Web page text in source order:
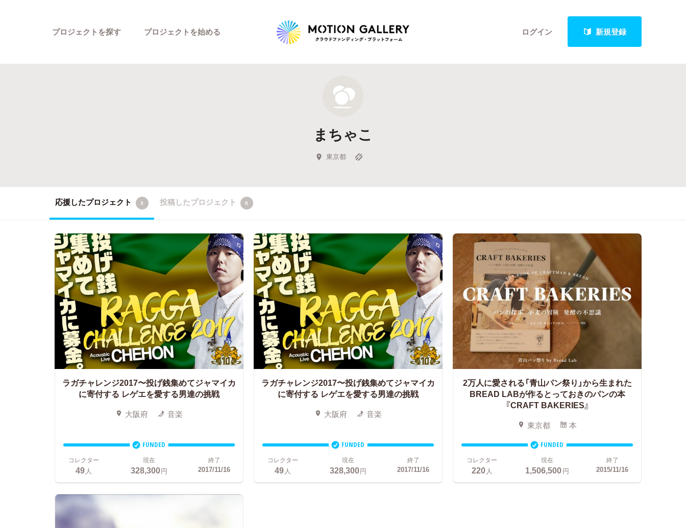
ログイン 新規登録
プロジェクトを探す
新着プロジェクト
Feature
キュレーターから探す
プロジェクトを始める
まちゃこ
東京都
応援したプロジェクト 3 投稿したプロジェクト 0
ラガチャレンジ2017〜投げ銭集めてジャマイカ
に寄付する レゲエを愛する男達の挑戦
大阪府 音楽
FUNDED
コレクター
49人
現在
328,300円
終了
2017/11/16
ラガチャレンジ2017〜投げ銭集めてジャマイカ
に寄付する レゲエを愛する男達の挑戦
大阪府 音楽
FUNDED
コレクター
49人
現在
328,300円
終了
2017/11/16
2万人に愛される「青山パン祭り」から生まれた
BREAD LABが作るとっておきのパンの本
『CRAFT BAKERIES』
東京都 本
FUNDED
コレクター
220人
現在
1,506,500円
終了
2015/11/16